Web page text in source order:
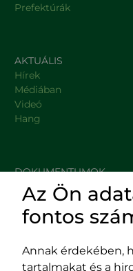
Prefektúrák
AKTUÁLIS
Hírek
Médiában
Videó
Hang
DOKUMENTUMOK
HASZNOS LINKEK
Az Ön
fontos
Annak érdekében,
tartalmakat és a